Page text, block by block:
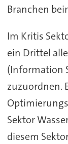
Branchen
Im Kritis
ein Drittel
(Information
zuzuordnen.
Sektor
diesem